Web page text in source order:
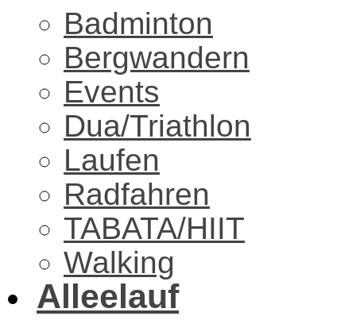
Badminton
Bergwandern
Events
Dua/Triathlon
Laufen
Radfahren
TABATA/HIIT
Walking
Alleelauf